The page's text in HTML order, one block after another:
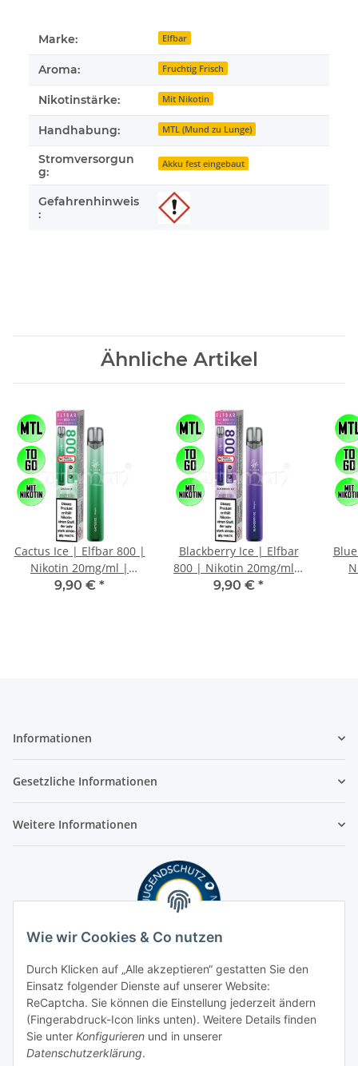
Marke: Elfbar
Aroma: Fruchtig Frisch
Nikotinstärke: Mit Nikotin
Handhabung: MTL (Mund zu Lunge)
Stromversorgun
g:
Akku fest eingebaut
Gefahrenhinweis
:
Ähnliche Artikel
Cactus Ice | Elfbar 800 |
Nikotin 20mg/ml |
Einweg E-Zigarette / E-
9,90 € *
Blackberry Ice | Elfbar
800 | Nikotin 20mg/ml |
Einweg E-Zigarette / E-
9,90 € *
Informationen
Gesetzliche Informationen
Weitere Informationen
Wie wir Cookies & Co nutzen
Durch Klicken auf „Alle akzeptieren“ gestatten Sie den
Einsatz folgender Dienste auf unserer Website:
ReCaptcha. Sie können die Einstellung jederzeit ändern
(Fingerabdruck-Icon links unten). Weitere Details finden
Sie unter Konfigurieren und in unserer
Datenschutzerklärung.